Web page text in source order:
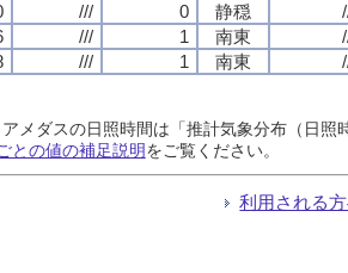
/// 0 静穏
/// 1 南東
/// 1 南東
メダスの日照時間は「推計気象分布（日
との値の補足説明をご覧ください。
利用される